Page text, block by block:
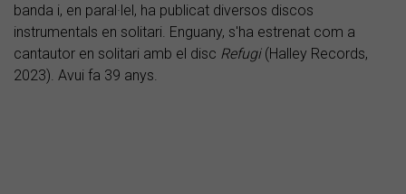
banda i, en paral·lel, ha publicat diversos discos
instrumentals en solitari. Enguany, s'ha estrenat com a
cantautor en solitari amb el disc Refugi(Halley Records,
2023). Avui fa 39 anys.